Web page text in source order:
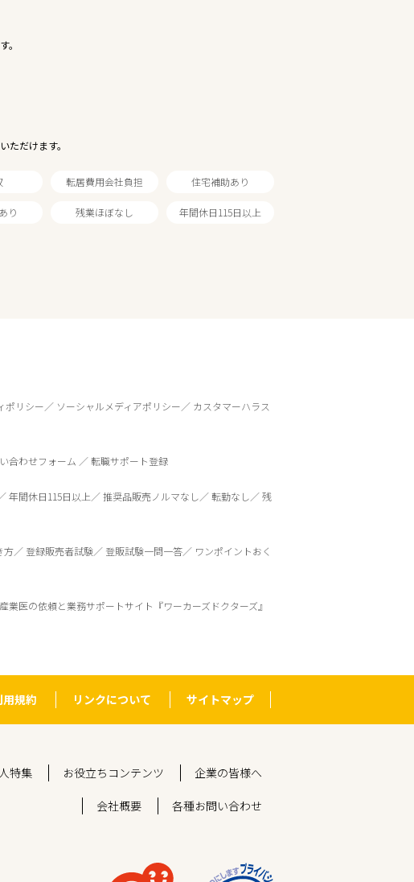
。
ただけます。
転居費用会社負担 住宅補助あり
り 残業ほぼなし 年間休日115日以上
ポリシー ソーシャルメディアポリシー
カスタマーハラス
合わせフォーム 転職サポート登録
年間休日115日以上 推奨品販売ノルマなし 転勤なし
残
方 登録販売者試験 登販試験一問一答
ワンポイントおく
産業医の依頼と業務サポートサイト『ワーカーズドクターズ』
用規約 リンクについて サイトマップ
特集 お役立ちコンテンツ 企業の皆様へ
会社概要 各種お問い合わせ